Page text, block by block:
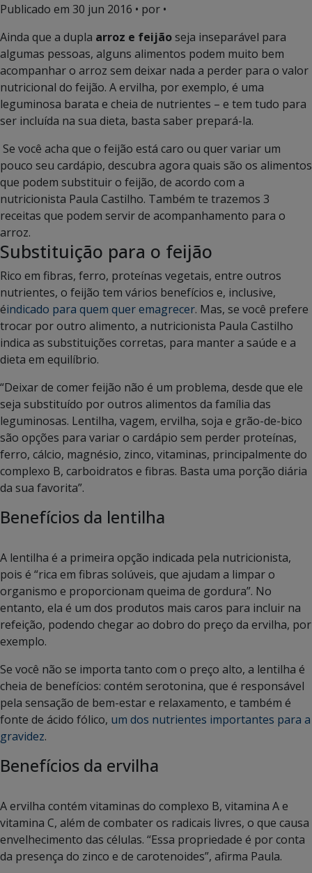
Publicado em 30 jun 2016 • por •
Ainda que a dupla arroz e feijãoseja inseparável para
algumas pessoas, alguns alimentos podem muito bem
acompanhar o arroz sem deixar nada a perder para o valor
nutricional do feijão. A ervilha, por exemplo, é uma
leguminosa barata e cheia de nutrientes – e tem tudo para
ser incluída na sua dieta, basta saber prepará-la.
Se você acha que o feijão está caro ou quer variar um
pouco seu cardápio, descubra agora quais são os alimentos
que podem substituir o feijão, de acordo com a
nutricionista Paula Castilho. Também te trazemos 3
receitas que podem servir de acompanhamento para o
arroz.
Substituição para o feijão
Rico em fibras, ferro, proteínas vegetais, entre outros
nutrientes, o feijão tem vários benefícios e, inclusive,
éindicado para quem quer emagrecer. Mas, se você prefere
trocar por outro alimento, a nutricionista Paula Castilho
indica as substituições corretas, para manter a saúde e a
dieta em equilíbrio.
“Deixar de comer feijão não é um problema, desde que ele
seja substituído por outros alimentos da família das
leguminosas. Lentilha, vagem, ervilha, soja e grão-de-bico
são opções para variar o cardápio sem perder proteínas,
ferro, cálcio, magnésio, zinco, vitaminas, principalmente do
complexo B, carboidratos e fibras. Basta uma porção diária
da sua favorita”.
Benefícios da lentilha
A lentilha é a primeira opção indicada pela nutricionista,
pois é “rica em fibras solúveis, que ajudam a limpar o
organismo e proporcionam queima de gordura”. No
entanto, ela é um dos produtos mais caros para incluir na
refeição, podendo chegar ao dobro do preço da ervilha, por
exemplo.
Se você não se importa tanto com o preço alto, a lentilha é
cheia de benefícios: contém serotonina, que é responsável
pela sensação de bem-estar e relaxamento, e também é
fonte de ácido fólico, um dos nutrientes importantes para a
gravidez.
Benefícios da ervilha
A ervilha contém vitaminas do complexo B, vitamina A e
vitamina C, além de combater os radicais livres, o que causa
envelhecimento das células. “Essa propriedade é por conta
da presença do zinco e de carotenoides”, afirma Paula.